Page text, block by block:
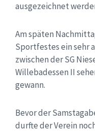
ausgezeichnet
Am späten
Sportfestes ein sehr
zwischen der SG
Willebadessen II
gewann.
Bevor der
durfte der Verein